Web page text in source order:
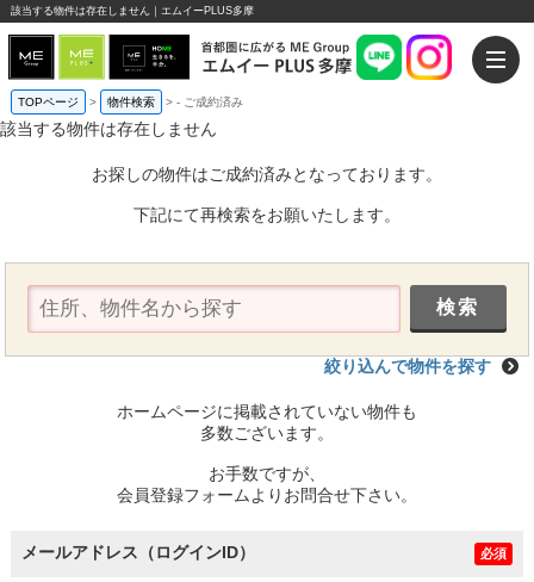
該当する物件は存在しません｜エムイーPLUS多摩
TOPページ > 物件検索 >- ご成約済み
該当する物件は存在しません
お探しの物件はご成約済みとなっております。
下記にて再検索をお願いたします。
絞り込んで物件を探す
ホームページに掲載されていない物件も
多数ございます。
お手数ですが、
会員登録フォームよりお問合せ下さい。
メールアドレス（ログインID） 必須